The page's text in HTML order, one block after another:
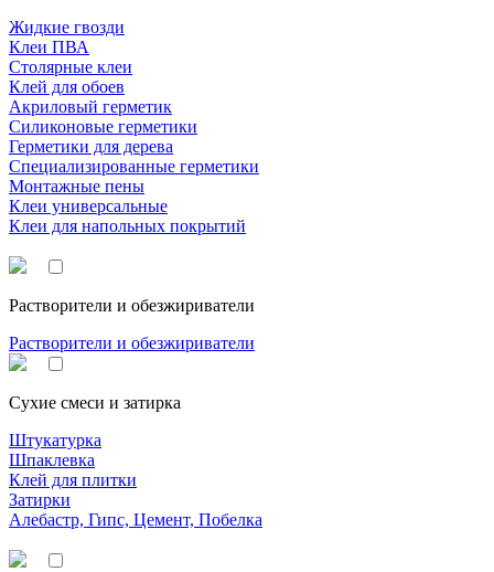
Жидкие гвозди
Клеи ПВА
Столярные клеи
Клей для обоев
Акриловый герметик
Силиконовые герметики
Герметики для дерева
Специализированные герметики
Монтажные пены
Клеи универсальные
Клеи для напольных покрытий
Растворители и обезжириватели
Растворители и обезжириватели
Сухие смеси и затирка
Штукатурка
Шпаклевка
Клей для плитки
Затирки
Алебастр, Гипс, Цемент, Побелка